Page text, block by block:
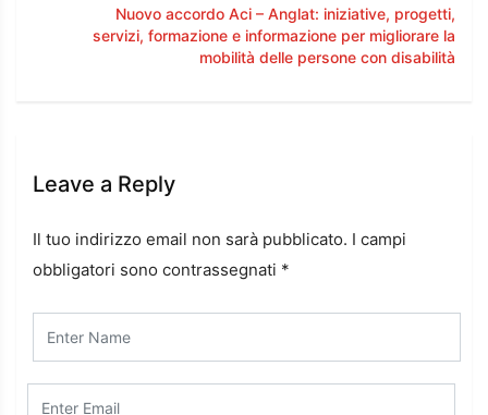
Nuovo accordo Aci – Anglat: iniziative, progetti,
servizi, formazione e informazione per migliorare la
mobilità delle persone con disabilità
Leave a Reply
Il tuo indirizzo email non sarà pubblicato. I campi
obbligatori sono contrassegnati *